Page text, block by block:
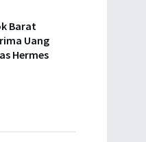
Barat
Uang
Hermes